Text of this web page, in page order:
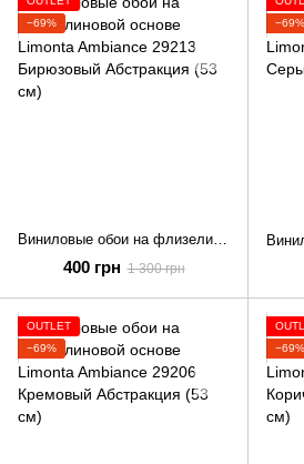
−69%
Виниловые обои на флизелиновой основе Limonta Ambiance 29213 Бирюзовый Абстракция (53 см)
400 грн 1 300 грн
−69%
OUTLET
−69%
−69%